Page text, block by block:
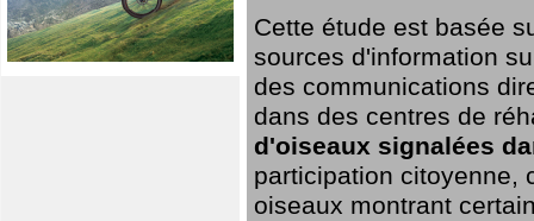
Cette étude est basée
sources d'information
des communications
dans des centres de
d'oiseaux signalées
participation citoyenne,
oiseaux montrant